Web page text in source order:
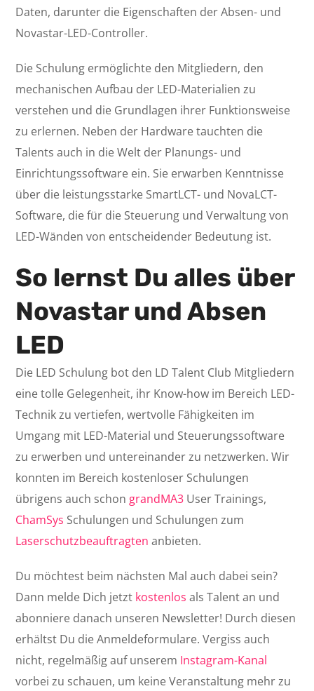
Daten, darunter die Eigenschaften der Absen- und
Novastar-LED-Controller.
Die Schulung ermöglichte den Mitgliedern, den
mechanischen Aufbau der LED-Materialien zu
verstehen und die Grundlagen ihrer Funktionsweise
zu erlernen. Neben der Hardware tauchten die
Talents auch in die Welt der Planungs- und
Einrichtungssoftware ein. Sie erwarben Kenntnisse
über die leistungsstarke SmartLCT- und NovaLCT-
Software, die für die Steuerung und Verwaltung von
LED-Wänden von entscheidender Bedeutung ist.
So lernst Du alles über
Novastar und Absen
LED
Die LED Schulung bot den LD Talent Club Mitgliedern
eine tolle Gelegenheit, ihr Know-how im Bereich LED-
Technik zu vertiefen, wertvolle Fähigkeiten im
Umgang mit LED-Material und Steuerungssoftware
zu erwerben und untereinander zu netzwerken. Wir
konnten im Bereich kostenloser Schulungen
übrigens auch schon grandMA3 User Trainings,
ChamSys Schulungen und Schulungen zum
Laserschutzbeauftragten anbieten.
Du möchtest beim nächsten Mal auch dabei sein?
Dann melde Dich jetzt kostenlos als Talent an und
abonniere danach unseren Newsletter! Durch diesen
erhältst Du die Anmeldeformulare. Vergiss auch
nicht, regelmäßig auf unserem Instagram-Kanal
vorbei zu schauen, um keine Veranstaltung mehr zu